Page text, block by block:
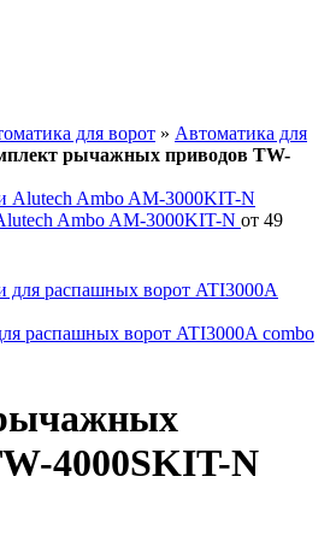
для ворот » Автоматика для
рычажных приводов TW-
Ambo AM-3000KIT-N от 49
распашных ворот ATI3000A combo
4000SKIT-N